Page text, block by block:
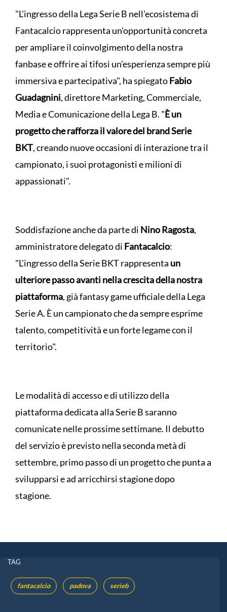
"L'ingresso della Lega Serie B nell'ecosistema di
Fantacalcio rappresenta un'opportunità concreta
per ampliare il coinvolgimento della nostra
fanbase e offrire ai tifosi un'esperienza sempre più
immersiva e partecipativa", ha spiegatoFabio
Guadagnini, direttore Marketing, Commerciale,
Media e Comunicazione della Lega B. "È un
progetto che rafforza il valore del brand Serie
BKT, creando nuove occasioni di interazione tra il
campionato, i suoi protagonisti e milioni di
appassionati".
Soddisfazione anche da parte di Nino Ragosta,
amministratore delegato di Fantacalcio:
"L'ingresso della Serie BKT rappresenta un
ulteriore passo avanti nella crescita della nostra
piattaforma, già fantasy game ufficiale della Lega
Serie A. È un campionato che da sempre esprime
talento, competitività e un forte legame con il
territorio".
Le modalità di accesso e di utilizzo della
piattaforma dedicata alla Serie B saranno
comunicate nelle prossime settimane. Il debutto
del servizio è previsto nella seconda metà di
settembre, primo passo di un progetto che punta a
svilupparsi e ad arricchirsi stagione dopo
stagione.
TAG
fantacalcio padova serieb